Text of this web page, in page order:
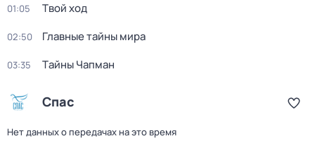
01:05 Твой ход
02:50 Главные тайны мира
03:35 Тaйны Чапман
Спас
Нет данных о передачах на это время